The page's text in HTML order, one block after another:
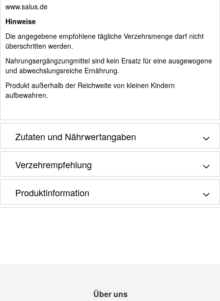
www.salus.de
Hinweise
Die angegebene empfohlene tägliche Verzehrsmenge darf nicht
überschritten werden.
Nahrungsergängzungmittel sind kein Ersatz für eine ausgewogene
und abwechslungsreiche Ernährung.
Produkt außerhalb der Reichweite von kleinen Kindern
aufbewahren.
Zutaten und Nährwertangaben
Verzehrempfehlung
Produktinformation
Über uns